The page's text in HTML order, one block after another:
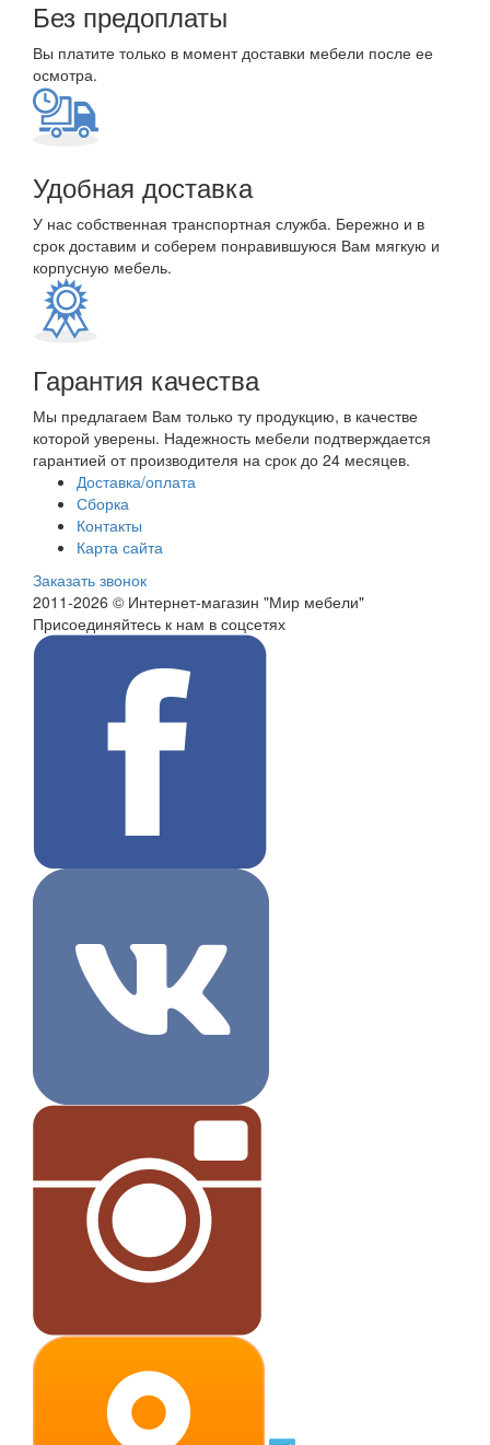
Без предоплаты
Вы платите только в момент доставки мебели после ее
осмотра.
Удобная доставка
У нас собственная транспортная служба. Бережно и в
срок доставим и соберем понравившуюся Вам мягкую и
корпусную мебель.
Гарантия качества
Мы предлагаем Вам только ту продукцию, в качестве
которой уверены. Надежность мебели подтверждается
гарантией от производителя на срок до 24 месяцев.
Доставка/оплата
Сборка
Контакты
Карта сайта
Заказать звонок
2011-2026 © Интернет-магазин "Мир мебели"
Присоединяйтесь к нам в соцсетях